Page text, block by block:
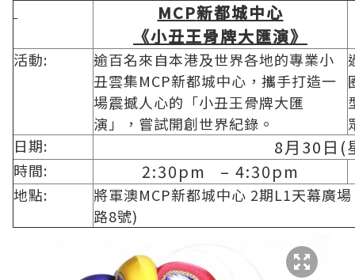
MCP新都城中心
《小丑王骨牌大匯演》
活動:
逾百名來自本港及世界各地的專業小
丑雲集MCP新都城中心，攜手打造一
場震撼人心的「小丑王骨牌大匯
演」，嘗試開創世界紀錄。
日期:
8月30日(
時間: 2:30pm – 4:30pm
地點:
將軍澳MCP新都城中心 2期L1天幕廣
路8號)